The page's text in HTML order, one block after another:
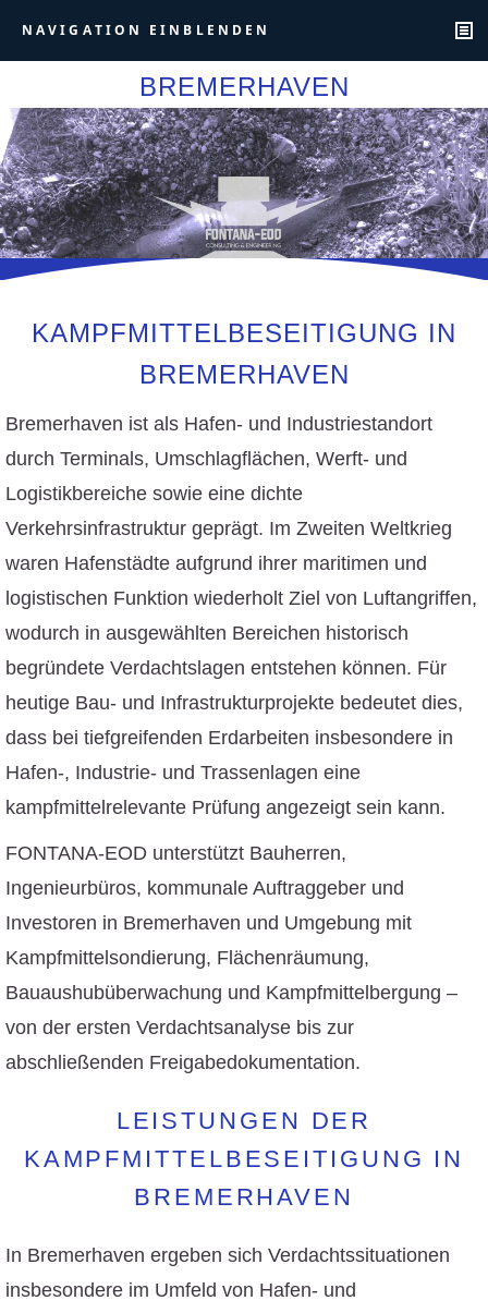
NAVIGATION EINBLENDEN
BREMERHAVEN
KAMPFMITTELBESEITIGUNG IN
BREMERHAVEN
Bremerhaven ist als Hafen- und Industriestandort
durch Terminals, Umschlagflächen, Werft- und
Logistikbereiche sowie eine dichte
Verkehrsinfrastruktur geprägt. Im Zweiten Weltkrieg
waren Hafenstädte aufgrund ihrer maritimen und
logistischen Funktion wiederholt Ziel von Luftangriffen,
wodurch in ausgewählten Bereichen historisch
begründete Verdachtslagen entstehen können. Für
heutige Bau- und Infrastrukturprojekte bedeutet dies,
dass bei tiefgreifenden Erdarbeiten insbesondere in
Hafen-, Industrie- und Trassenlagen eine
kampfmittelrelevante Prüfung angezeigt sein kann.
FONTANA-EOD unterstützt Bauherren,
Ingenieurbüros, kommunale Auftraggeber und
Investoren in Bremerhaven und Umgebung mit
Kampfmittelsondierung, Flächenräumung,
Bauaushubüberwachung und Kampfmittelbergung –
von der ersten Verdachtsanalyse bis zur
abschließenden Freigabedokumentation.
LEISTUNGEN DER
KAMPFMITTELBESEITIGUNG IN
BREMERHAVEN
In Bremerhaven ergeben sich Verdachtssituationen
insbesondere im Umfeld von Hafen- und